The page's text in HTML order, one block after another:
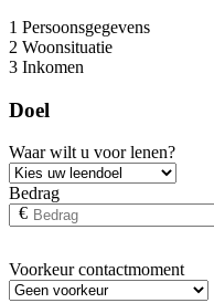
1 Persoonsgegevens
2 Woonsituatie
3 Inkomen
Doel
Waar wilt u voor lenen?
Bedrag
€
Voorkeur contactmoment